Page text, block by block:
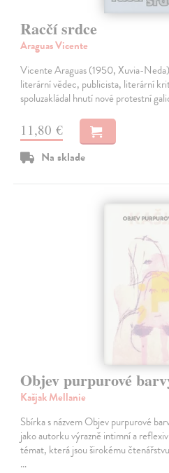
Racčí srdce
Araguas Vicente
Vicente Araguas (1950, Xuvia-
literární vědec, publicista, literární
spoluzakládal hnutí nové protestní
11,80 €
Na sklade
Objev purpurové
Kašjak Mellanie
Sbírka s názvem Objev purpurové
jako autorku výrazně intimní a
témat, která jsou širokému
…